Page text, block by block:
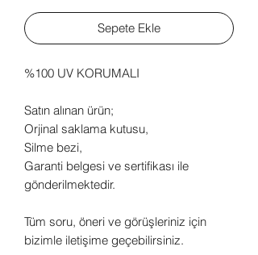
Sepete Ekle
%100 UV KORUMALI
Satın alınan ürün;
Orjinal saklama kutusu,
Silme bezi,
Garanti belgesi ve sertifikası ile
gönderilmektedir.
Tüm soru, öneri ve görüşleriniz için
bizimle iletişime geçebilirsiniz.